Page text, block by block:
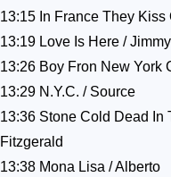
13:15 In France They Kiss
13:19 Love Is Here /
13:26 Boy Fron New York
13:29 N.Y.C. / Source
13:36 Stone Cold Dead In
Fitzgerald
13:38 Mona Lisa / Alberto